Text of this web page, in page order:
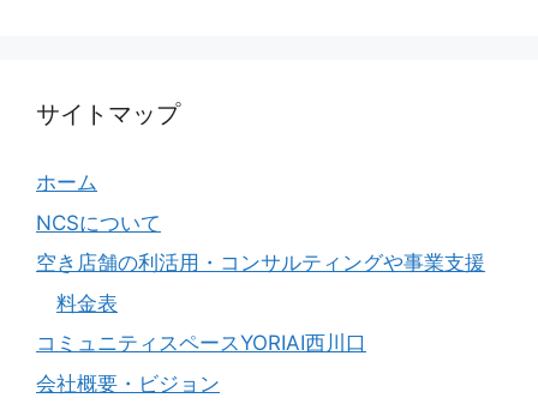
サイトマップ
ホーム
NCSについて
空き店舗の利活用・コンサルティングや事業支援
料金表
コミュニティスペースYORIAI西川口
会社概要・ビジョン